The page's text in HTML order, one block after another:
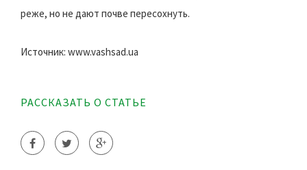
реже, но не дают почве пересохнуть.
Источник: www.vashsad.ua
РАССКАЗАТЬ О СТАТЬЕ